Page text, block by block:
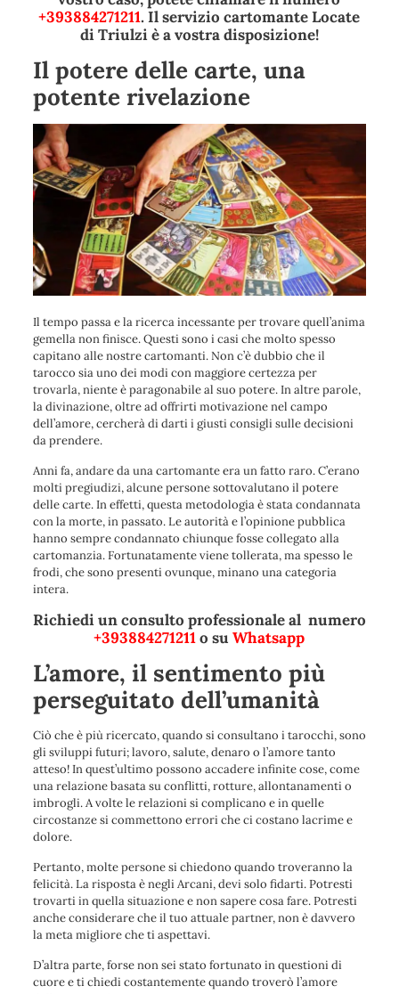
+393884271211. Il servizio cartomante Locate
di Triulzi è a vostra disposizione!
Il potere delle carte, una
potente rivelazione
Il tempo passa e la ricerca incessante per trovare quell’anima
gemella non finisce. Questi sono i casi che molto spesso
capitano alle nostre cartomanti. Non c’è dubbio che il
tarocco sia uno dei modi con maggiore certezza per
trovarla, niente è paragonabile al suo potere. In altre parole,
la divinazione, oltre ad offrirti motivazione nel campo
dell’amore, cercherà di darti i giusti consigli sulle decisioni
da prendere.
Anni fa, andare da una cartomante era un fatto raro. C’erano
molti pregiudizi, alcune persone sottovalutano il potere
delle carte. In effetti, questa metodologia è stata condannata
con la morte, in passato. Le autorità e l’opinione pubblica
hanno sempre condannato chiunque fosse collegato alla
cartomanzia. Fortunatamente viene tollerata, ma spesso le
frodi, che sono presenti ovunque, minano una categoria
intera.
Richiedi un consulto professionale al numero
+393884271211 o suWhatsapp
L’amore, il sentimento più
perseguitato dell’umanità
Ciò che è più ricercato, quando si consultano i tarocchi, sono
gli sviluppi futuri; lavoro, salute, denaro o l’amore tanto
atteso! In quest’ultimo possono accadere infinite cose, come
una relazione basata su conflitti, rotture, allontanamenti o
imbrogli. A volte le relazioni si complicano e in quelle
circostanze si commettono errori che ci costano lacrime e
dolore.
Pertanto, molte persone si chiedono quando troveranno la
felicità. La risposta è negli Arcani, devi solo fidarti. Potresti
trovarti in quella situazione e non sapere cosa fare. Potresti
anche considerare che il tuo attuale partner, non è davvero
la meta migliore che ti aspettavi.
D’altra parte, forse non sei stato fortunato in questioni di
cuore e ti chiedi costantemente quando troverò l’amore